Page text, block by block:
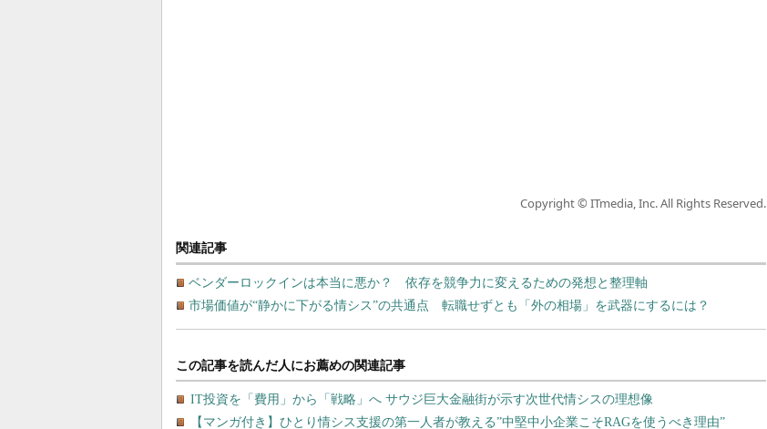
Copyright © ITmedia, Inc. All Rights Reserved.
関連記事
ベンダーロックインは本当に悪か？ 依存を競争力に変えるための発想と整理軸
市場価値が“静かに下がる情シス”の共通点 転職せずとも「外の相場」を武器にするには？